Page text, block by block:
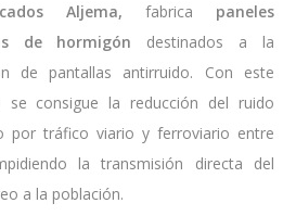
Aljema, fabrica paneles
de hormigón destinados a la
de pantallas antirruido. Con este
se consigue la reducción del ruido
por tráfico viario y ferroviario entre
la transmisión directa del
a la población.